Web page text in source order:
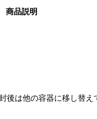
商品説明
は他の容器に移し替え